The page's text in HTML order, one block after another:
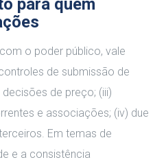
para quem
o poder público, vale
de submissão de
de preço; (iii)
e associações; (iv) due
Em temas de
e a consistência